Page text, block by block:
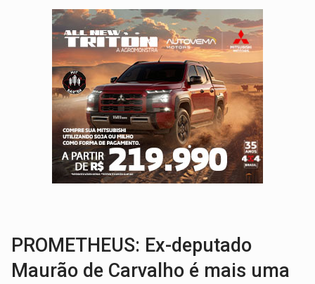
OVNIS NA LUA:Cientistas alertam para possível base secreta no satélite
ACABOU COM PEUGEOT: Incêndio destrói carro que era rebocado para oficina
VÍDEO:Ladrão é filmado furtando moto na frente do bar
BOLSAS DE PESQUISA:Iniciativa Amazônia+10 lança chamada para fortalecer
MATERIAL:Brasil tem grandes reservas de urânio, mas produz pouco e
VÍDEO:Serpente capturada na fábrica da Coca-Cola é
HOMENAGEM:Cientistas cassados pelo AI-5 se tornam pesquisadores
PROMETHEUS: Ex-deputado
Maurão de Carvalho é mais uma